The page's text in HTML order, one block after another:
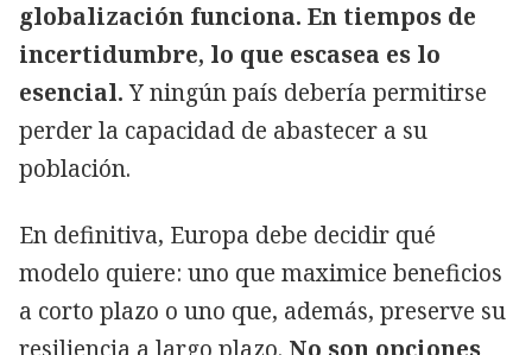
globalización funciona. En tiempos de
incertidumbre, lo que escasea es lo
esencial.Y ningún país debería permitirse
perder la capacidad de abastecer a su
población.
En definitiva, Europa debe decidir qué
modelo quiere: uno que maximice beneficios
a corto plazo o uno que, además, preserve su